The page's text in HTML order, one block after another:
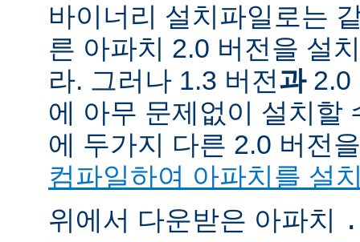
바이너리 설치파일로는
른 아파치 2.0 버전을 설
라. 그러나 1.3 버전과2.0
에 아무 문제없이 설치할
에 두가지 다른 2.0 버전
컴파일하여 아파치를 설
위에서 다운받은 아파치